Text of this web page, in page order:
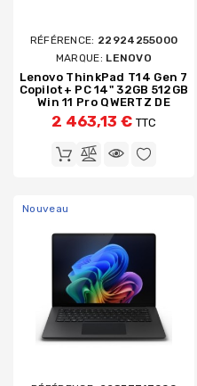
RÉFÉRENCE: 22924255000
MARQUE: LENOVO
Lenovo ThinkPad T14 Gen 7
Copilot+ PC 14" 32GB 512GB
Win 11 Pro QWERTZ DE
2 463,13 € TTC
Nouveau